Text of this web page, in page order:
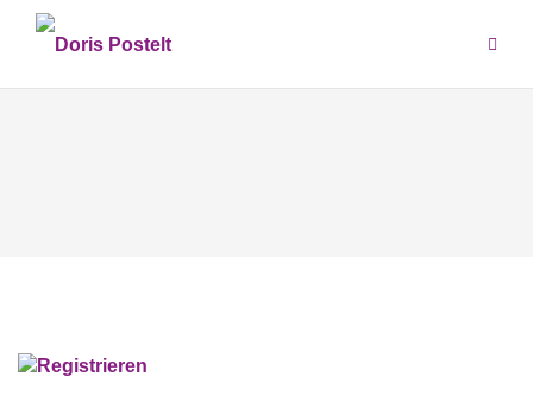
Zum
Inhalt